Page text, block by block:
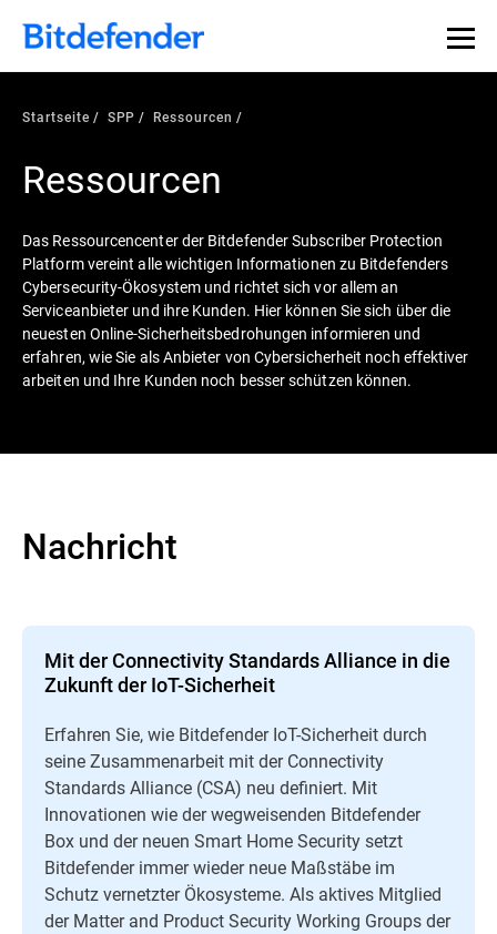
Startseite SPP Ressourcen
Ressourcen
Das Ressourcencenter der Bitdefender Subscriber Protection
Platform vereint alle wichtigen Informationen zu Bitdefenders
Cybersecurity-Ökosystem und richtet sich vor allem an
Serviceanbieter und ihre Kunden. Hier können Sie sich über die
neuesten Online-Sicherheitsbedrohungen informieren und
erfahren, wie Sie als Anbieter von Cybersicherheit noch effektiver
arbeiten und Ihre Kunden noch besser schützen können.
Nachricht
Mit der Connectivity Standards Alliance in die
Zukunft der IoT-Sicherheit
Erfahren Sie, wie Bitdefender IoT-Sicherheit durch
seine Zusammenarbeit mit der Connectivity
Standards Alliance (CSA) neu definiert. Mit
Innovationen wie der wegweisenden Bitdefender
Box und der neuen Smart Home Security setzt
Bitdefender immer wieder neue Maßstäbe im
Schutz vernetzter Ökosysteme. Als aktives Mitglied
der Matter and Product Security Working Groups der